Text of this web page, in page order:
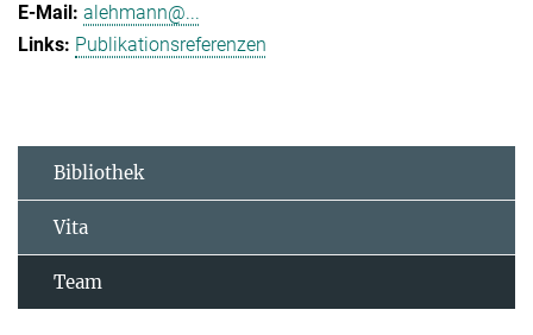
alehmann@...
Publikationsreferenzen
Bibliothek
Vita
Team